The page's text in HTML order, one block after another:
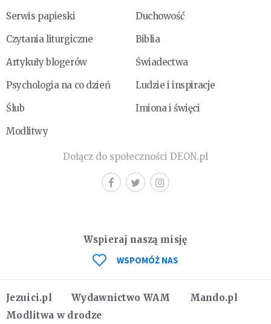
Serwis papieski
Duchowość
Czytania liturgiczne
Biblia
Artykuły blogerów
Świadectwa
Psychologia na co dzień
Ludzie i inspiracje
Ślub
Imiona i święci
Modlitwy
Dołącz do społeczności DEON.pl
Jezuici.pl Wydawnictwo WAM
Mando.pl
Modlitwa w drodze
Wspieraj naszą misję
WSPOMÓŻ NAS